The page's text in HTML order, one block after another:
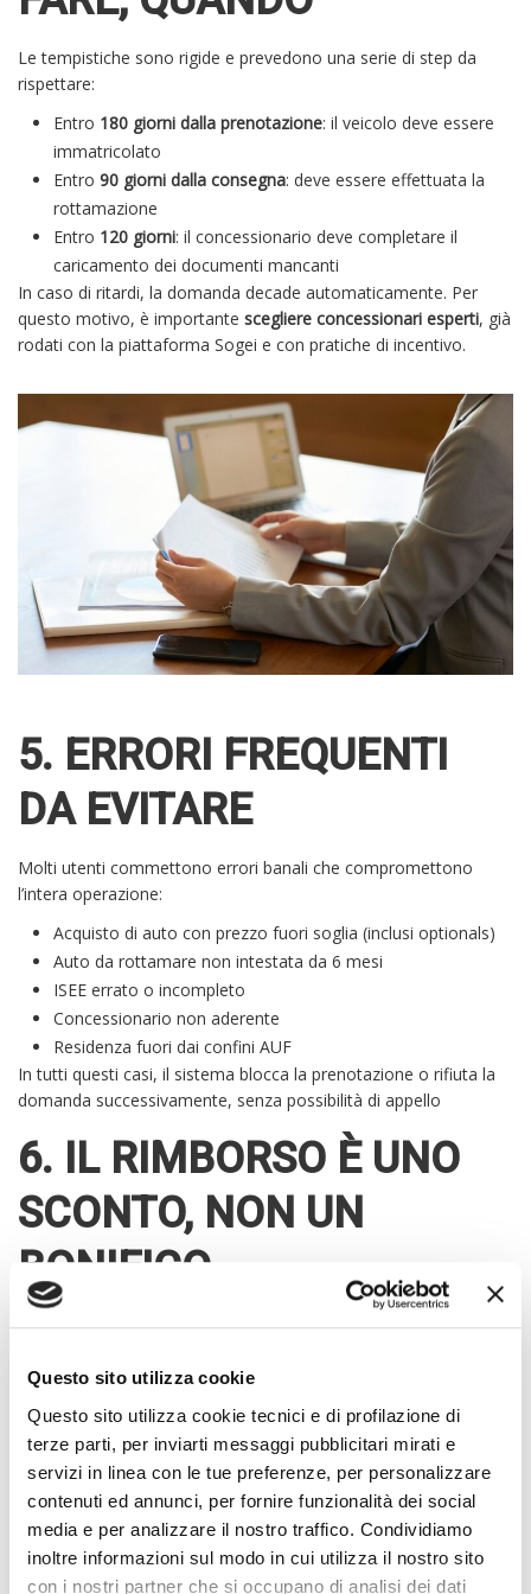
Questo sito utilizza cookie
Questo sito utilizza cookie tecnici e di profilazione di
terze parti, per inviarti messaggi pubblicitari mirati e
servizi in linea con le tue preferenze, per personalizzare
contenuti ed annunci, per fornire funzionalità dei social
media e per analizzare il nostro traffico. Condividiamo
inoltre informazioni sul modo in cui utilizza il nostro sito
con i nostri partner che si occupano di analisi dei dati
Le tempistiche sono rigide e prevedono una serie di step da
rispettare:
Entro 180 giorni dalla prenotazione: il veicolo deve essere
immatricolato
Entro 90 giorni dalla consegna: deve essere effettuata la
rottamazione
Entro 120 giorni: il concessionario deve completare il
caricamento dei documenti mancanti
In caso di ritardi, la domanda decade automaticamente. Per
questo motivo, è importante scegliere concessionari esperti, già
rodati con la piattaforma Sogei e con pratiche di incentivo.
5. ERRORI FREQUENTI
DA EVITARE
Molti utenti commettono errori banali che compromettono
l’intera operazione:
Acquisto di auto con prezzo fuori soglia (inclusi optionals)
Auto da rottamare non intestata da 6 mesi
ISEE errato o incompleto
Concessionario non aderente
Residenza fuori dai confini AUF
In tutti questi casi, il sistema blocca la prenotazione o rifiuta la
domanda successivamente, senza possibilità di appello
6. IL RIMBORSO È UNO
SCONTO, NON UN
BONIFICO
Una delle domande più comuni riguarda le modalità del
vieneapplicato direttamente sul prezzo d’acquisto
concessionario, che anticipa il contributo e verrà poi rimborsato.
Ciò significa che l’utente paga già un prezzo scontato. Tuttavia,
in caso di mancata approvazione della domanda da parte di
Sogei, il concessionario può chiedere ilrimborso della differenza
al cliente.
7. CASI PARTICOLARI: